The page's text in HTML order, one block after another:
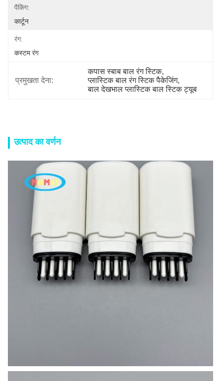
पैकिंग:
कार्टून
रंग:
कस्टम रंग
प्रमुखता देना:
कपास स्बाब बाल रंग स्टिक,
प्लास्टिक बाल रंग स्टिक पैकेजिंग,
बाल देखभाल प्लास्टिक बाल स्टिक ट्यूब
उत्पाद का वर्णन